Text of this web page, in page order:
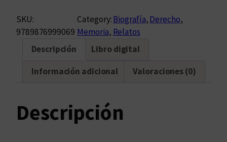
a
n
u
SKU:
9789876999069
Category:Biografía, Derecho
Memoria, Relatos
Descripción
Libro digital
Información adicional Valoraciones (0)
Descripción